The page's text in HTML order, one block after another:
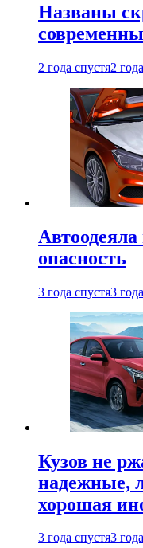
Названы
2 года спустя2
опасность
3 года спустя3
Кузов не
надежные,
хорошая
3 года спустя3